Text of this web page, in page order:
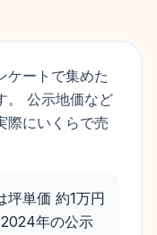
ケートで集めた
。 公示地価など
際にいくらで売
坪単価 約1万円
2024年の公示